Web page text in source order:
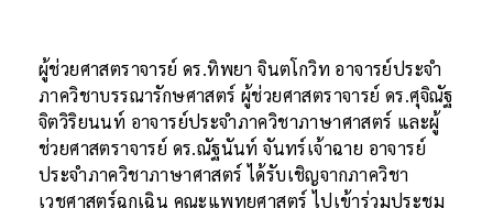
ผู้ช่วยศาสตราจารย์ ดร.ทิพยา จินตโกวิท อาจารย์ประจำ
ภาควิชาบรรณารักษศาสตร์ ผู้ช่วยศาสตราจารย์ ดร.ศุจิณัฐ
จิตวิริยนนท์ อาจารย์ประจำภาควิชาภาษาศาสตร์ และผู้
ช่วยศาสตราจารย์ ดร.ณัฐนันท์ จันทร์เจ้าฉาย อาจารย์
ประจำภาควิชาภาษาศาสตร์ ได้รับเชิญจากภาควิชา
เวชศาสตร์ฉุกเฉิน คณะแพทยศาสตร์ ไปเข้าร่วมประชุม